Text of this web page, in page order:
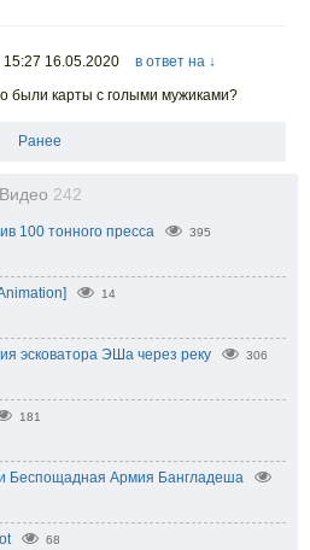
15:27 16.05.2020
в ответ на ↓
были карты с голыми мужиками?
Ранее
Видео 242
100 тонного пресса 395
14
эсковатора ЭШа через реку 306
181
Беспощадная Армия Бангладеша
68